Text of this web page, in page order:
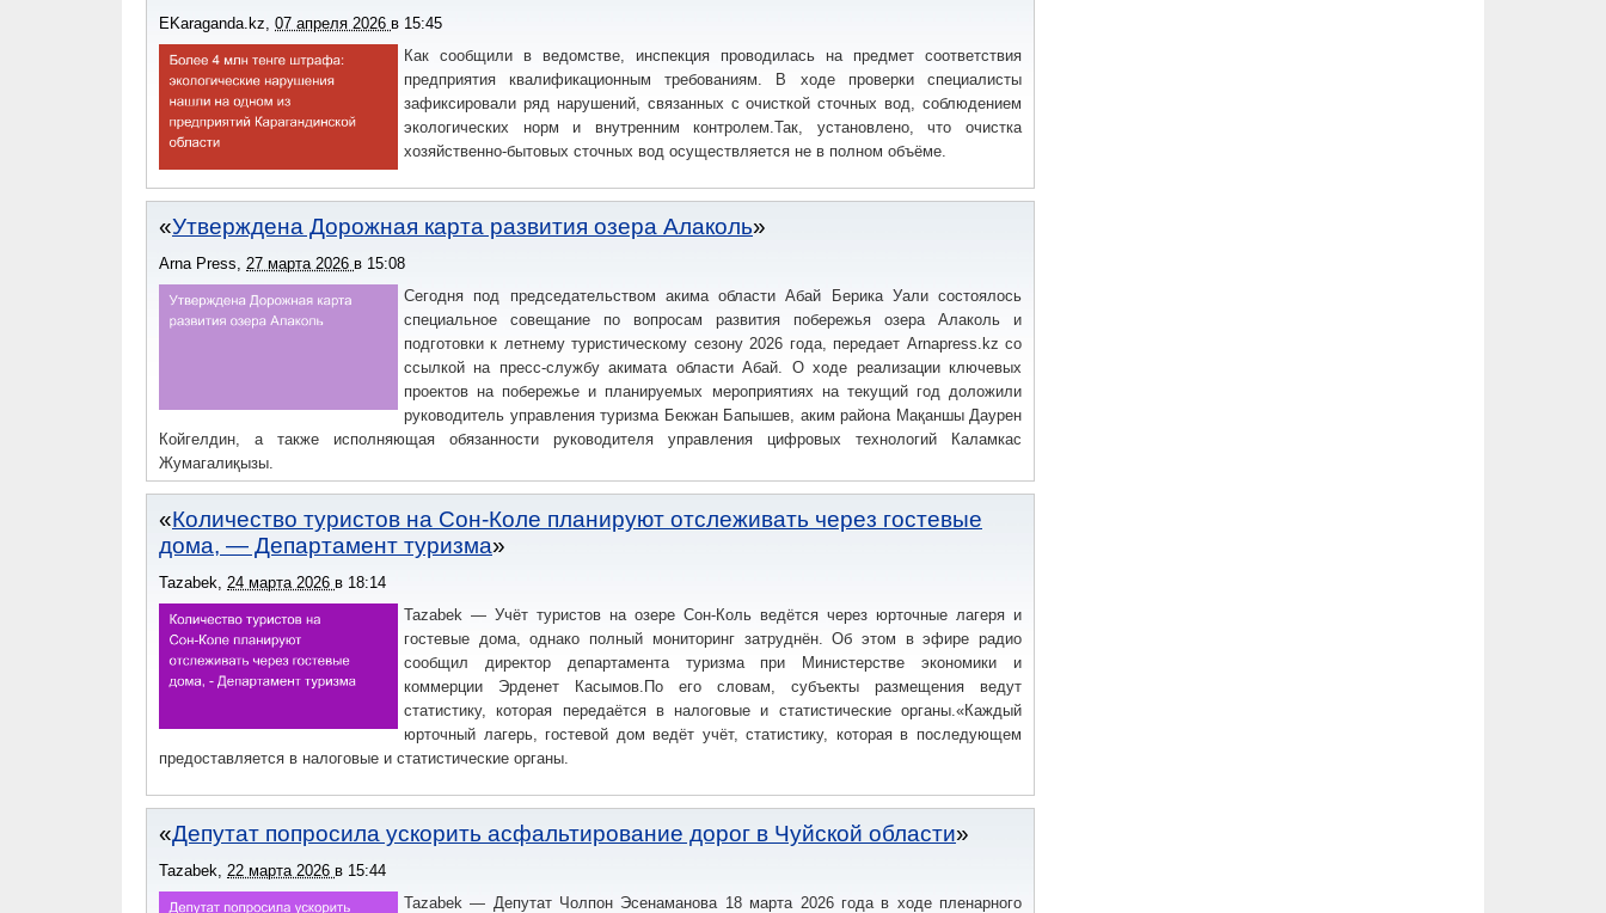
EKaraganda.kz, 07 апреля 2026 в 15:45
Как сообщили в ведомстве, инспекция проводилась на предмет соответствия
предприятия квалификационным требованиям. В ходе проверки специалисты
зафиксировали ряд нарушений, связанных с очисткой сточных вод, соблюдением
экологических норм и внутренним контролем.Так, установлено, что очистка
хозяйственно-бытовых сточных вод осуществляется не в полном объёме.
Утверждена Дорожная карта развития озера Алаколь
Arna Press, 27 марта 2026 в 15:08
Сегодня под председательством акима области Абай Берика Уали состоялось
специальное совещание по вопросам развития побережья озера Алаколь и
подготовки к летнему туристическому сезону 2026 года, передает Arnapress.kz со
ссылкой на пресс-службу акимата области Абай. О ходе реализации ключевых
проектов на побережье и планируемых мероприятиях на текущий год доложили
руководитель управления туризма Бекжан Бапышев, аким района Мақаншы Даурен
Койгелдин, а также исполняющая обязанности руководителя управления цифровых технологий Каламкас
Жумагалиқызы.
Количество туристов на Сон-Коле планируют отслеживать через гостевые
дома, — Департамент туризма
Tazabek, 24 марта 2026 в 18:14
Tazabek — Учёт туристов на озере Сон-Коль ведётся через юрточные лагеря и
гостевые дома, однако полный мониторинг затруднён. Об этом в эфире радио
сообщил директор департамента туризма при Министерстве экономики и
коммерции Эрденет Касымов.По его словам, субъекты размещения ведут
статистику, которая передаётся в налоговые и статистические органы.«Каждый
юрточный лагерь, гостевой дом ведёт учёт, статистику, которая в последующем
предоставляется в налоговые и статистические органы.
Депутат попросила ускорить асфальтирование дорог в Чуйской области
Tazabek, 22 марта 2026 в 15:44
Tazabek — Депутат Чолпон Эсенаманова 18 марта 2026 года в ходе пленарного